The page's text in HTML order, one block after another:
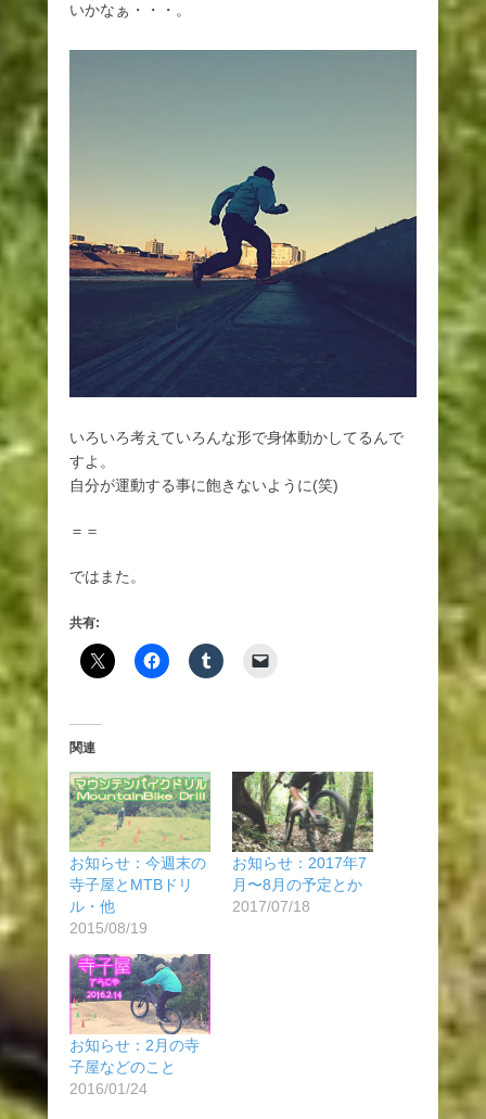
いかなぁ・・・。
いろいろ考えていろんな形で身体動かしてるんで
すよ。
自分が運動する事に飽きないように(笑)
＝＝
ではまた。
共有:
関連
お知らせ：今週末の
寺子屋とMTBドリ
ル・他
2015/08/19
お知らせ：2017年7
月〜8月の予定とか
2017/07/18
お知らせ：2月の寺
子屋などのこと
2016/01/24